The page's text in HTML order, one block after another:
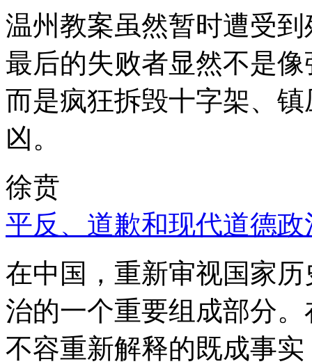
温州教案虽然暂时遭受
最后的失败者显然不是
而是疯狂拆毁十字架、
凶。
徐贲
平反、道歉和现代道德政
在中国，重新审视国家
治的一个重要组成部分
不容重新解释的既成事